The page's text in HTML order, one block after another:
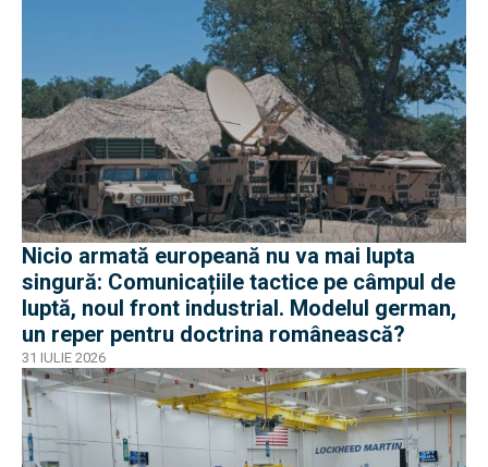
Nicio armată europeană nu va mai lupta
singură: Comunicațiile tactice pe câmpul de
luptă, noul front industrial. Modelul german,
un reper pentru doctrina românească?
31 IULIE 2026